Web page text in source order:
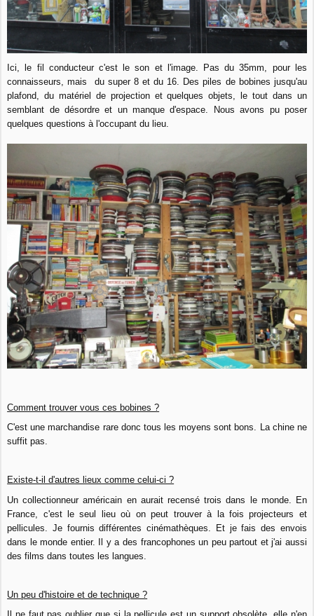
Ici, le fil conducteur c'est le son et l'image. Pas du 35mm, pour les
connaisseurs, mais du super 8 et du 16. Des piles de bobines jusqu'au
plafond, du matériel de projection et quelques objets, le tout dans un
semblant de désordre et un manque d'espace. Nous avons pu poser
quelques questions à l'occupant du lieu.
Comment trouver vous ces bobines ?
C'est une marchandise rare donc tous les moyens sont bons. La chine ne
suffit pas.
Existe-t-il d'autres lieux comme celui-ci ?
Un collectionneur américain en aurait recensé trois dans le monde. En
France, c'est le seul lieu où on peut trouver à la fois projecteurs et
pellicules. Je fournis différentes cinémathèques. Et je fais des envois
dans le monde entier. Il y a des francophones un peu partout et j'ai aussi
des films dans toutes les langues.
Un peu d'histoire et de technique ?